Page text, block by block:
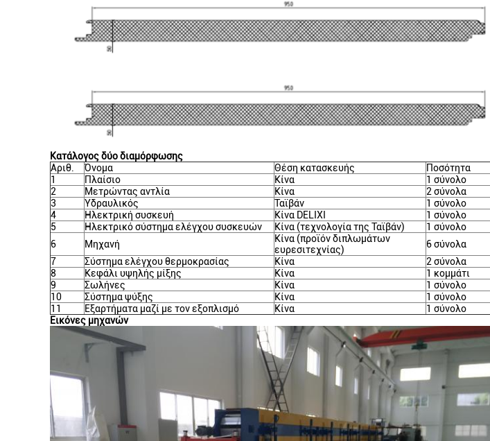
Κατάλογος δύο διαμόρφωσης
Αριθ.
Όνομα Θέση κατασκευής
Ποσότητα
1
Πλαίσιο Κίνα
1 σύνολο
2
Μετρώντας αντλία Κίνα
2 σύνολα
3
Υδραυλικός Ταϊβάν
1 σύνολο
4
Ηλεκτρική συσκευή Κίνα DELIXI
1 σύνολο
5
Ηλεκτρικό σύστημα ελέγχου συσκευών Κίνα (τεχνολογία της Ταϊβάν)
1 σύνολο
6
Μηχανή
Κίνα (προϊόν διπλωμάτων
ευρεσιτεχνίας)
6 σύνολα
7
Σύστημα ελέγχου θερμοκρασίας Κίνα
2 σύνολα
8
Κεφάλι υψηλής μίξης Κίνα
1 κομμάτι
9
Σωλήνες Κίνα
1 σύνολο
10
Σύστημα ψύξης Κίνα
1 σύνολο
11
Εξαρτήματα μαζί με τον εξοπλισμό Κίνα
1 σύνολο
Εικόνες μηχανών